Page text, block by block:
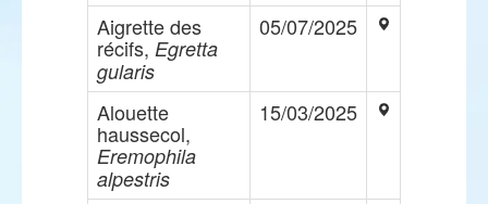
Aigrette des
récifs, Egretta
gularis
05/07/2025
Alouette
haussecol,
Eremophila
alpestris
15/03/2025